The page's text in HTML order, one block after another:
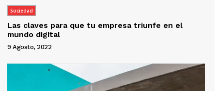
Sociedad
Las claves para que tu empresa triunfe en el
mundo digital
9 Agosto, 2022